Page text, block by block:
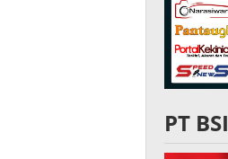
PT BSI